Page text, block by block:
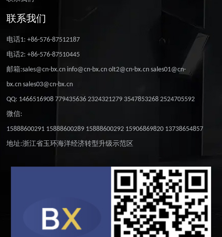
联系我们
电话1: +86-576-87512187
电话2: +86-576-87510445
邮箱:sales@cn-bx.cn info@cn-bx.cn olt2@cn-bx.cn sales01@cn-
bx.cn sales03@cn-bx.cn
QQ: 1466516908 779435636 2324321279 3547853268 2524705592
微信:
15888600291 15888600289 15888600292 15906869820 13738654857
地址:浙江省玉环海洋经济转型升级示范区